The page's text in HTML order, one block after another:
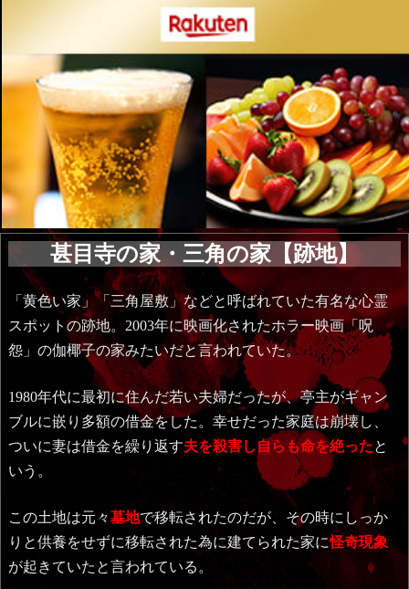
甚目寺の家・三角の家【跡地】
「黄色い家」「三角屋敷」などと呼ばれていた有名な心霊
スポットの跡地。2003年に映画化されたホラー映画「呪
怨」の伽椰子の家みたいだと言われていた。
1980年代に最初に住んだ若い夫婦だったが、亭主がギャン
ブルに嵌り多額の借金をした。幸せだった家庭は崩壊し、
ついに妻は借金を繰り返す夫を殺害し自らも命を絶ったと
いう。
この土地は元々墓地で移転されたのだが、その時にしっか
りと供養をせずに移転された為に建てられた家に怪奇現象
が起きていたと言われている。